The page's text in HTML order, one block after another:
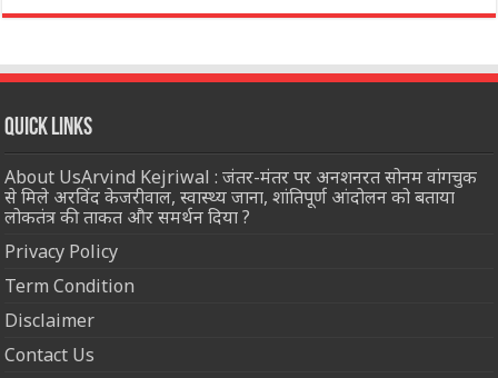
Quick Links
About UsArvind Kejriwal : जंतर-मंतर पर अनशनरत सोनम वांगचुक
से मिले अरविंद केजरीवाल, स्वास्थ्य जाना, शांतिपूर्ण आंदोलन को बताया
लोकतंत्र की ताकत और समर्थन दिया ?
Privacy Policy
Term Condition
Disclaimer
Contact Us